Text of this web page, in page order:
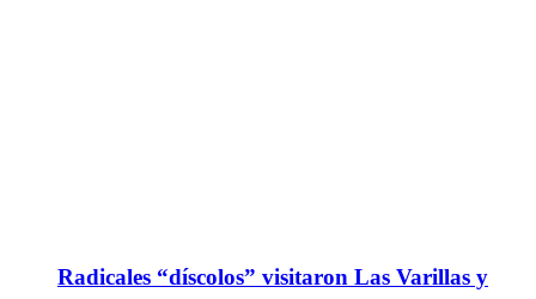
Radicales “díscolos” visitaron Las Varillas y